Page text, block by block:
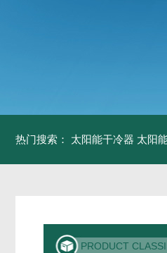
热门搜索： 太阳能干冷器 太阳
PRODUCT